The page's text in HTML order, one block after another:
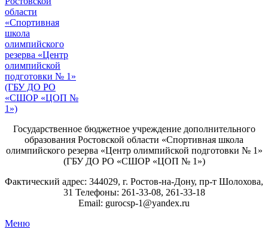
Государственное бюджетное учреждение дополнительного
образования Ростовской области «Спортивная школа
олимпийского резерва «Центр олимпийской подготовки № 1»
(ГБУ ДО РО «СШОР «ЦОП № 1»)
Фактический адрес: 344029, г. Ростов-на-Дону, пр-т Шолохова,
31 Телефоны: 261-33-08, 261-33-18
Email: gurocsp-1@yandex.ru
Меню